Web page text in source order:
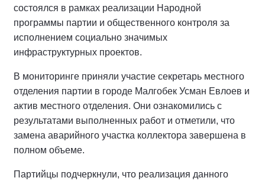
состоялся в рамках реализации Народной
программы партии и общественного контроля за
исполнением социально значимых
инфраструктурных проектов.
В мониторинге приняли участие секретарь местного
отделения партии в городе Малгобек Усман Евлоев и
актив местного отделения. Они ознакомились с
результатами выполненных работ и отметили, что
замена аварийного участка коллектора завершена в
полном объеме.
Партийцы подчеркнули, что реализация данного